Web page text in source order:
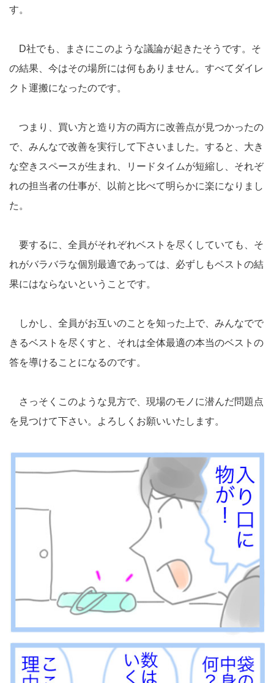
す。
D社でも、まさにこのような議論が起きたそうです。そ
の結果、今はその場所には何もありません。すべてダイレ
クト運搬になったのです。
つまり、買い方と造り方の両方に改善点が見つかったの
で、みんなで改善を実行して下さいました。すると、大き
な空きスペースが生まれ、リードタイムが短縮し、それぞ
れの担当者の仕事が、以前と比べて明らかに楽になりまし
た。
要するに、全員がそれぞれベストを尽くしていても、そ
れがバラバラな個別最適であっては、必ずしもベストの結
果にはならないということです。
しかし、全員がお互いのことを知った上で、みんなでで
きるベストを尽くすと、それは全体最適の本当のベストの
答を導けることになるのです。
さっそくこのような見方で、現場のモノに潜んだ問題点
を見つけて下さい。よろしくお願いいたします。